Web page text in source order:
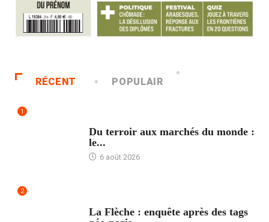
RÉCENT POPULAIR
1
Du terroir aux marchés du monde :
le...
6 août 2026
2
La Flèche : enquête après des tags